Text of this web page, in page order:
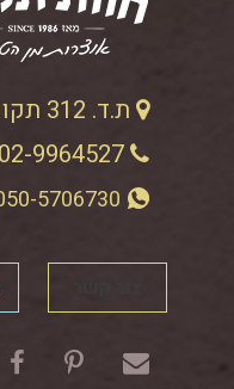
ת.ד. 312 תקוע 9090800